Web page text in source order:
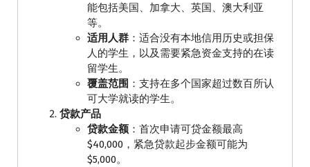
能包括美国、加拿大、英国、澳大利亚
等。
适用人群 ：适合没有本地信用历史或担保
人的学生，以及需要紧急资金支持的在读
留学生。
覆盖范围 ：支持在多个国家超过数百所认
可大学就读的学生。
贷款产品
贷款金额 ：首次申请可贷金额最高
$40,000，紧急贷款起步金额可能为
$5,000。